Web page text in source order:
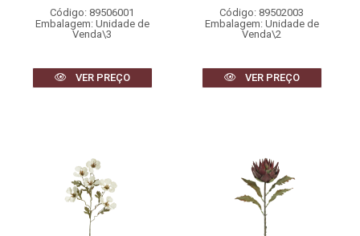
Código: 89506001
Embalagem: Unidade de
Venda\3
VER PREÇO
Código: 89502003
Embalagem: Unidade de
Venda\2
VER PREÇO